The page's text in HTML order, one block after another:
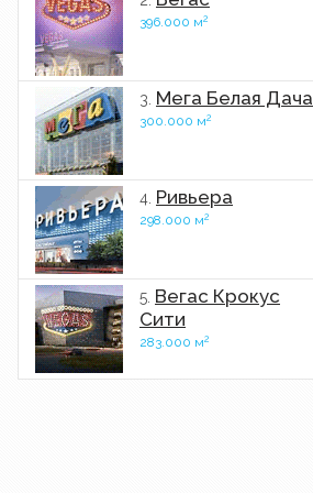
396.000 м2
3. Мега Белая Дача
300.000 м2
4. Ривьера
298.000 м2
5. Вегас Крокус
Сити
283.000 м2